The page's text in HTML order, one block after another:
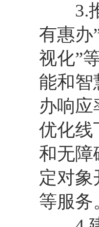
3.推
有惠办
视化”
能和智
办响
优化线
和无障
定对象
等服务